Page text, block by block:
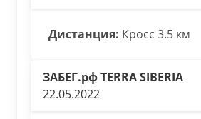
Дистанция: Кросс 3.5 км
ЗАБЕГ.рф TERRA SIBERIA
22.05.2022